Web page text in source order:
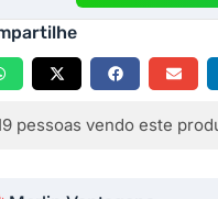
pessoas vendo este